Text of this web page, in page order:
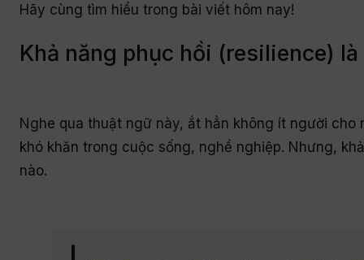
Hãy cùng tìm hiểu trong bài viết hôm nay!
Khả năng phục hồi (resilience) là
Nghe qua thuật ngữ này, ắt hẳn không ít người
khó khăn trong cuộc sống, nghề nghiệp. Nhưng,
nào.